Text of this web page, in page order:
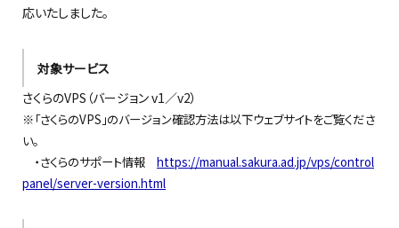
応いたしました。
対象サービス
さくらのVPS（バージョン v1／v2）
※「さくらのVPS」のバージョン確認方法は以下ウェブサイトをご覧くださ
い。
・さくらのサポート情報 https://manual.sakura.ad.jp/vps/control
panel/server-version.html